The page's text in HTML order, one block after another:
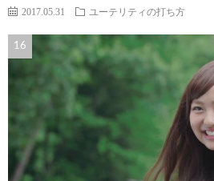
2017.05.31 ユーテリティの打ち方